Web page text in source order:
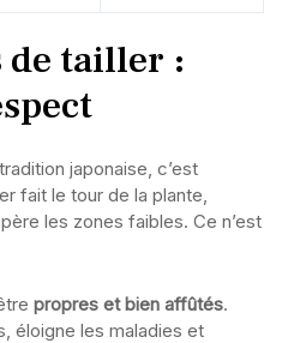
de tailler :
japonaise, c’est
fait le tour de la plante,
les zones faibles. Ce n’est
propres et bien affûtés.
éloigne les maladies et